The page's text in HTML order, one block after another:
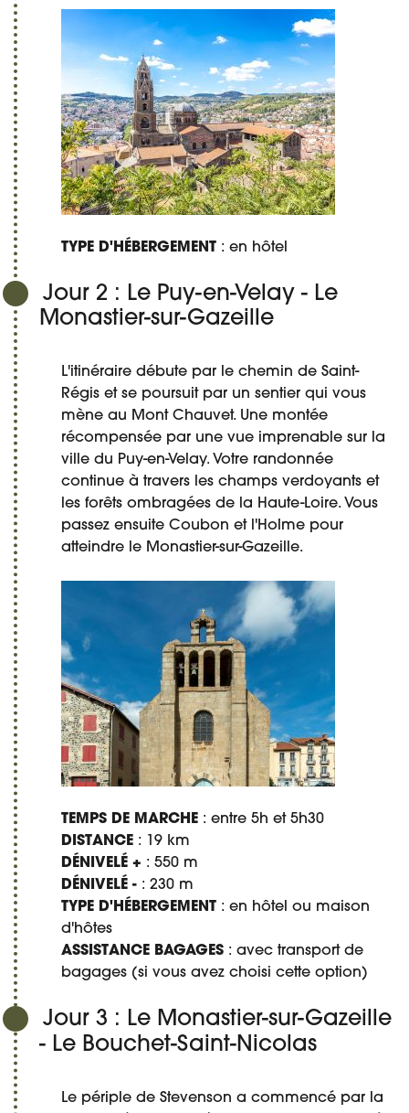
TYPE D'HÉBERGEMENT : en hôtel
Jour 2 : Le Puy-en-Velay - Le
Monastier-sur-Gazeille
L'itinéraire débute par le chemin de Saint-
Régis et se poursuit par un sentier qui vous
mène au Mont Chauvet. Une montée
récompensée par une vue imprenable sur la
ville du Puy-en-Velay. Votre randonnée
continue à travers les champs verdoyants et
les forêts ombragées de la Haute-Loire. Vous
passez ensuite Coubon et l'Holme pour
atteindre le Monastier-sur-Gazeille.
TEMPS DE MARCHE : entre 5h et 5h30
DISTANCE : 19 km
DÉNIVELÉ + : 550 m
DÉNIVELÉ - : 230 m
TYPE D'HÉBERGEMENT : en hôtel ou maison
d'hôtes
ASSISTANCE BAGAGES : avec transport de
bagages (si vous avez choisi cette option)
Jour 3 : Le Monastier-sur-Gazeille
- Le Bouchet-Saint-Nicolas
Le périple de Stevenson a commencé par la